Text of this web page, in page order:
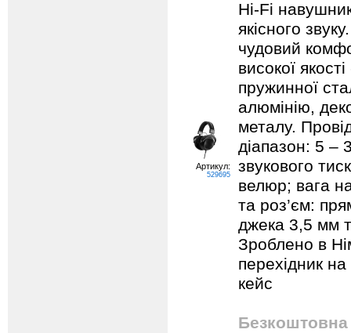
Артикул:
529695
Hi-Fi
якісного
чудовий
високої
пружинної
алюмінію,
металу.
діапазон: 5 –
звукового
велюр; вага
та роз’єм:
джека 3,5 мм
Зроблено в
перехідник
кейс
Безкоштовна